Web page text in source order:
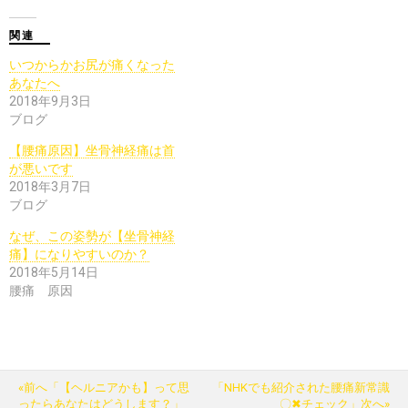
関連
いつからかお尻が痛くなった
あなたへ
2018年9月3日
ブログ
【腰痛原因】坐骨神経痛は首
が悪いです
2018年3月7日
ブログ
なぜ、この姿勢が【坐骨神経
痛】になりやすいのか？
2018年5月14日
腰痛 原因
«前へ「【ヘルニアかも】って思
ったらあなたはどうします？」
「NHKでも紹介された腰痛新常識
〇✖チェック」次へ»